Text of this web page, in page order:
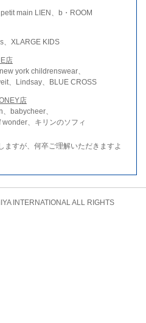
main LIEN、b・ROOM
、XLARGE KIDS
店
york childrenswear、
、Lindsay、BLUE CROSS
店
babycheer、
、キリンのソフィ
ますが、何卒ご理解いただきますよ